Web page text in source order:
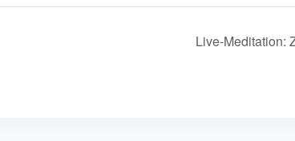
Live-Meditation: